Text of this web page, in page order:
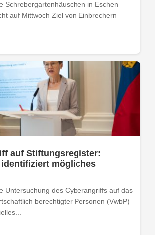
Schrebergartenhäuschen in Eschen
auf Mittwoch Ziel von Einbrechern
auf Stiftungsregister:
identifiziert mögliches
Untersuchung des Cyberangriffs auf das
berechtigter Personen (VwbP)